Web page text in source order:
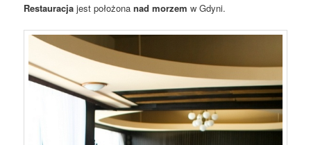
Restauracja jest położonanad morzem w Gdyni.